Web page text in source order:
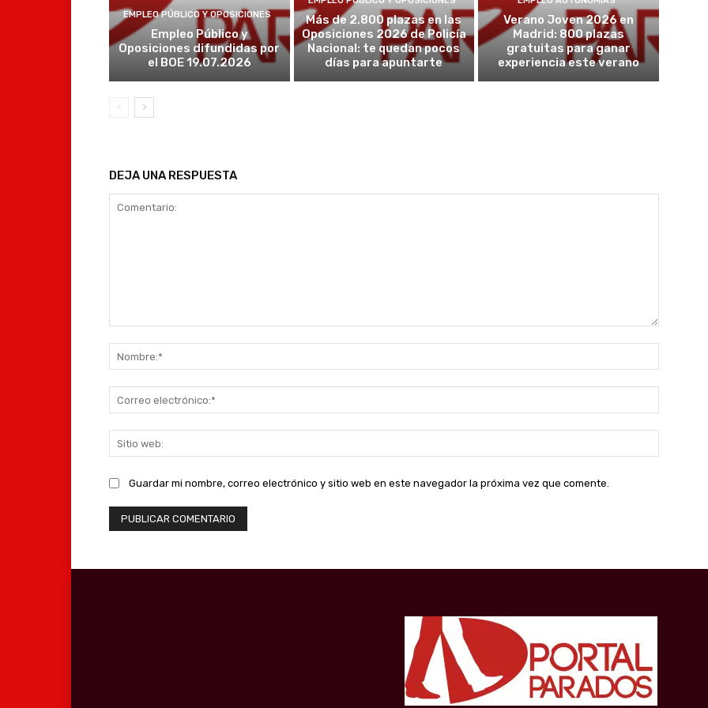
EMPLEO PÚBLICO Y OPOSICIONES
Empleo Público y
Oposiciones difundidas por
el BOE 19.07.2026
Más de 2.800 plazas en las
Oposiciones 2026 de Policía
Nacional: te quedan pocos
días para apuntarte
Verano Joven 2026 en
Madrid: 800 plazas
gratuitas para ganar
experiencia este verano
DEJA UNA RESPUESTA
web:
Guardar mi nombre, correo electrónico y sitio web en este navegador la próxima vez que comente.